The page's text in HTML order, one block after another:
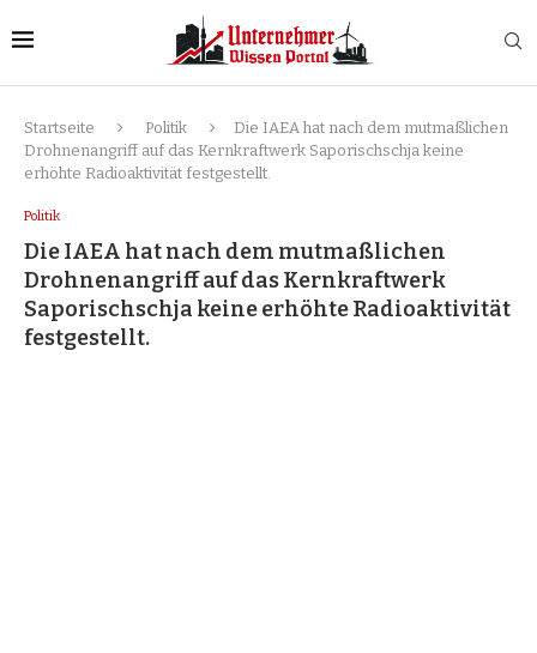
Startseite Politik
Die IAEA hat nach dem mutmaßlichen
Drohnenangriff auf das Kernkraftwerk Saporischschja keine
erhöhte Radioaktivität festgestellt.
Politik
Die IAEA hat nach dem mutmaßlichen
Drohnenangriff auf das Kernkraftwerk
Saporischschja keine erhöhte Radioaktivität
festgestellt.